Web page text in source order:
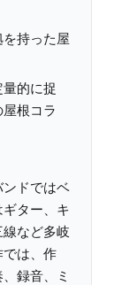
持った屋
的に捉
根コラ
ドではベ
ター、キ
など多岐
では、作
録音、ミ